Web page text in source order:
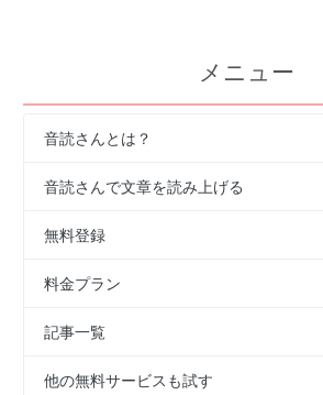
メニュー
音読さんとは？
音読さんで文章を読み上げる
無料登録
料金プラン
記事一覧
他の無料サービスも試す